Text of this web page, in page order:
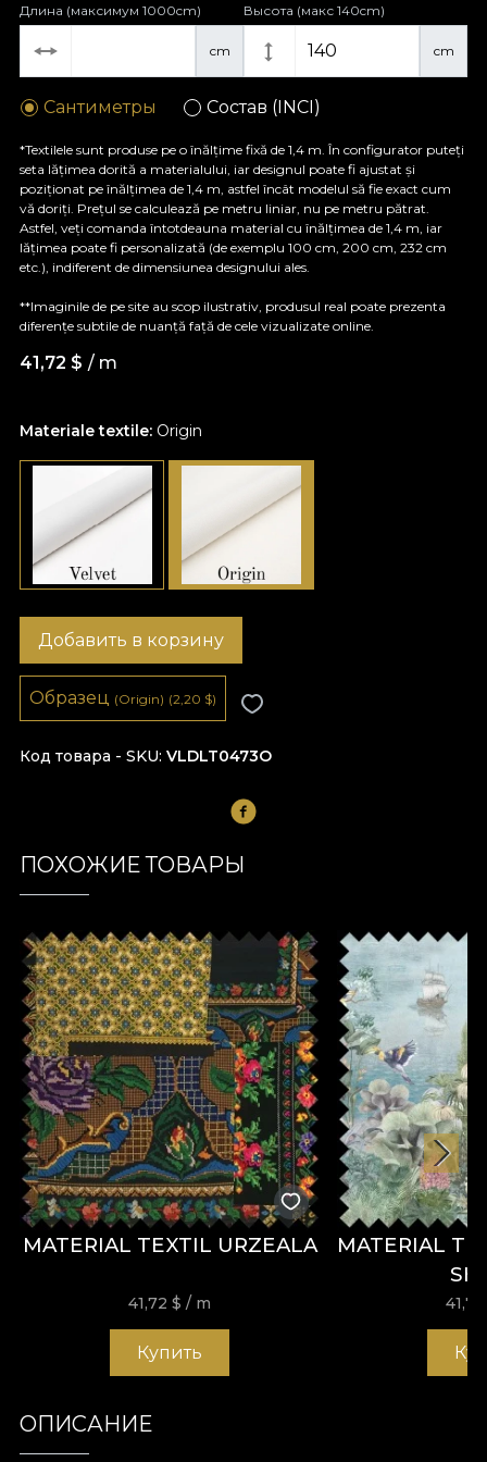
Materiale textile: Origin
cm
Длина (максимум 1000cm)
cm
Высота (макс 140cm)
Сантиметры Состав (INCI)
*Textilele sunt produse pe o înălțime fixă de 1,4 m. În configurator puteți
seta lățimea dorită a materialului, iar designul poate fi ajustat și
poziționat pe înălțimea de 1,4 m, astfel încât modelul să fie exact cum
vă doriți. Prețul se calculează pe metru liniar, nu pe metru pătrat.
Astfel, veți comanda întotdeauna material cu înălțimea de 1,4 m, iar
lățimea poate fi personalizată (de exemplu 100 cm, 200 cm, 232 cm
etc.), indiferent de dimensiunea designului ales.
**Imaginile de pe site au scop ilustrativ, produsul real poate prezenta
diferențe subtile de nuanță față de cele vizualizate online.
41,72 $ / m
Код товара - SKU VLDLT0473O
Добавить в корзину
Образец (Origin) (2,20 $)
ПОХОЖИЕ ТОВАРЫ
MATERIAL TEXTIL URZEALA
41,72$ / m
Купить
MATERIAL
ОПИСАНИЕ